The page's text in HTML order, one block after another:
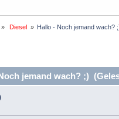
Diesel » Hallo - Noch jemand wach?
jemand wach? ;)